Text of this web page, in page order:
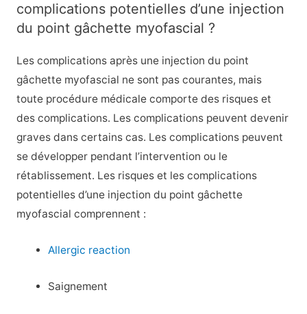
complications potentielles d’une injection
du point gâchette myofascial ?
Les complications après une injection du point
gâchette myofascial ne sont pas courantes, mais
toute procédure médicale comporte des risques et
des complications. Les complications peuvent devenir
graves dans certains cas. Les complications peuvent
se développer pendant l’intervention ou le
rétablissement. Les risques et les complications
potentielles d’une injection du point gâchette
myofascial comprennent :
Allergic reaction
Saignement